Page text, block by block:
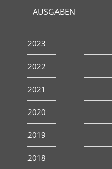
AUSGABEN
2023
2022
2021
2020
2019
2018